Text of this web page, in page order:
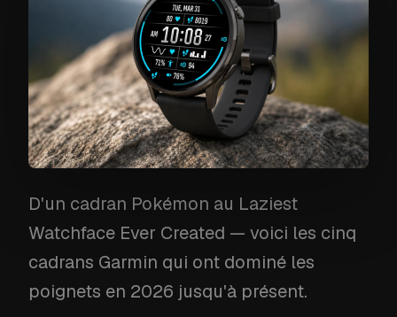
D'un cadran Pokémon au Laziest
Watchface Ever Created — voici les cinq
cadrans Garmin qui ont dominé les
poignets en 2026 jusqu'à présent.